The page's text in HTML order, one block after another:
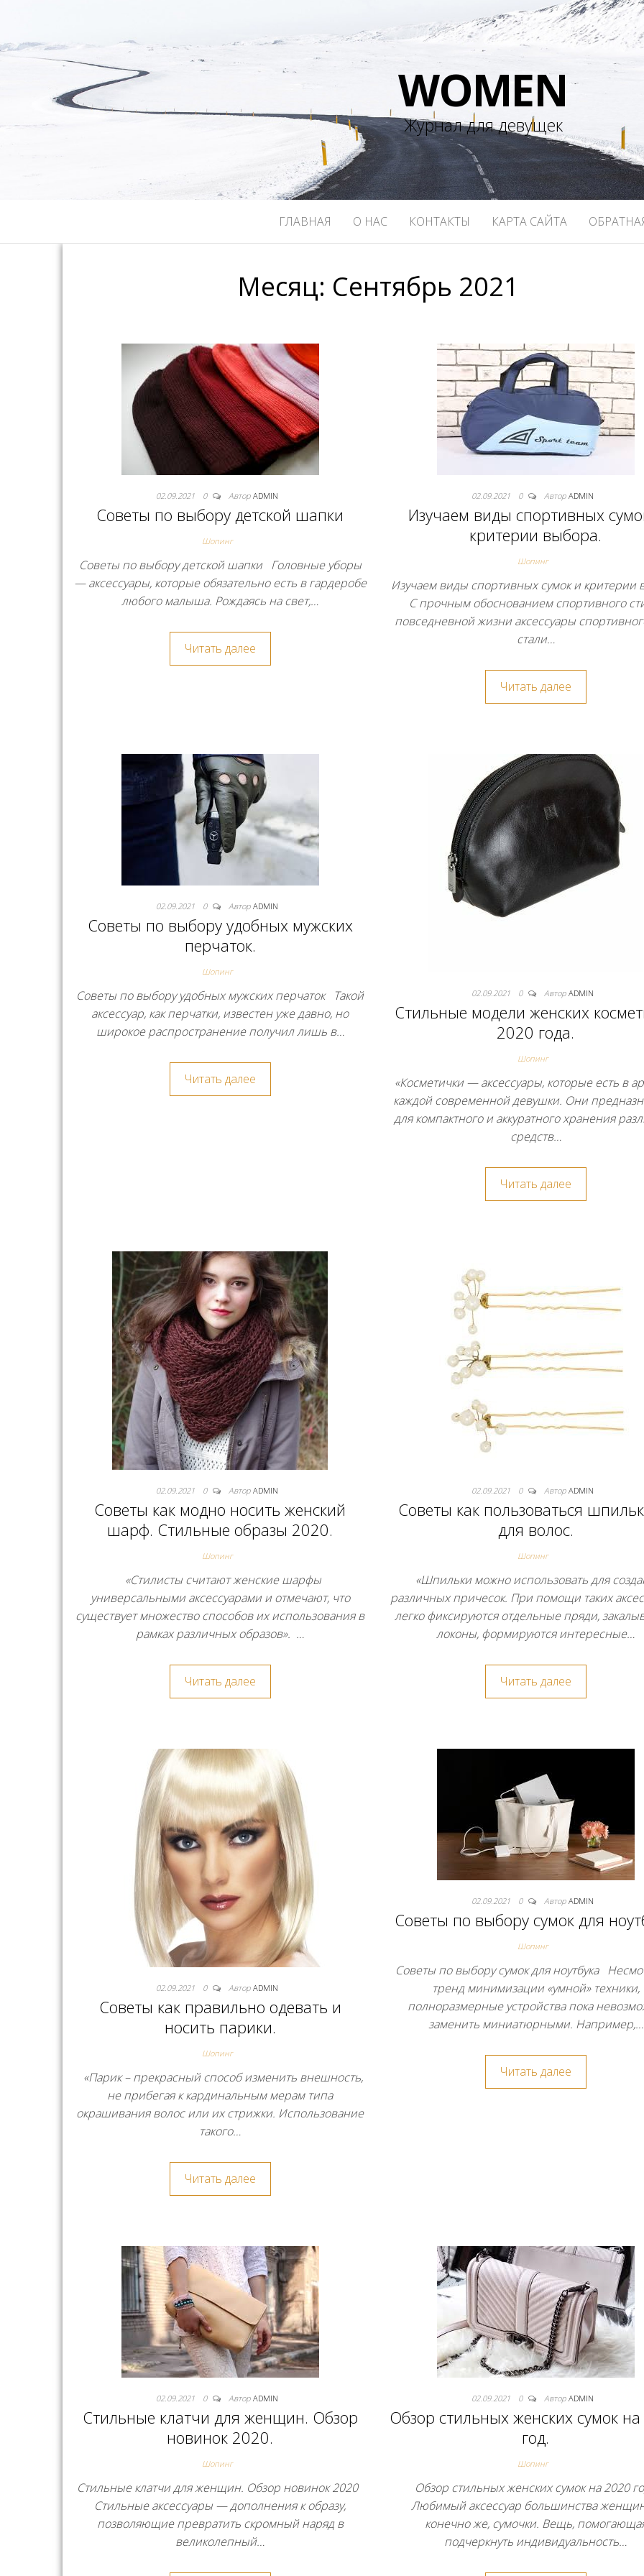
WOMEN
Журнал для девущек
ГЛАВНАЯ О НАС КОНТАКТЫ КАРТА САЙТА
Месяц: Сентябрь 2021
02.09.2021 0 АвторADMIN
Советы по выбору детской шапки
Шопинг
Советы по выбору детской шапки Головные уборы
— аксессуары, которые обязательно есть в гардеробе
любого малыша. Рождаясь на свет,…
Читать далее
02.09.2021 0 АвторADMIN
Изучаем виды спортивных
критерии выбора.
Шопинг
Изучаем виды спортивных сумок и критерии
С прочным обоснованием спортивного
повседневной жизни аксессуары
стали…
Читать далее
02.09.2021 0 АвторADMIN
Советы по выбору удобных мужских
перчаток.
Шопинг
Советы по выбору удобных мужских перчаток Такой
аксессуар, как перчатки, известен уже давно, но
широкое распространение получил лишь в…
Читать далее
02.09.2021 0 АвторADMIN
Стильные модели женских
2020 года.
Шопинг
«Косметички — аксессуары, которые есть в
каждой современной девушки. Они
для компактного и аккуратного хранения
средств…
Читать далее
02.09.2021 0 АвторADMIN
Советы как модно носить женский
шарф. Стильные образы 2020.
Шопинг
«Стилисты считают женские шарфы
универсальными аксессуарами и отмечают, что
существует множество способов их использования в
рамках различных образов». …
Читать далее
02.09.2021 0 АвторADMIN
Советы как пользоваться
для волос.
Шопинг
«Шпильки можно использовать для
различных причесок. При помощи таких
легко фиксируются отдельные пряди,
локоны, формируются интересные…
Читать далее
02.09.2021 0 АвторADMIN
Советы как правильно одевать и
носить парики.
Шопинг
«Парик – прекрасный способ изменить внешность,
не прибегая к кардинальным мерам типа
окрашивания волос или их стрижки. Использование
такого…
Читать далее
02.09.2021 0 АвторADMIN
Советы по выбору сумок для
Шопинг
Советы по выбору сумок для ноутбука
тренд минимизации «умной» техники,
полноразмерные устройства пока
заменить миниатюрными. Например,…
Читать далее
02.09.2021 0 АвторADMIN
Стильные клатчи для женщин. Обзор
новинок 2020.
Шопинг
Стильные клатчи для женщин. Обзор новинок 2020
Стильные аксессуары — дополнения к образу,
позволяющие превратить скромный наряд в
великолепный…
02.09.2021 0 АвторADMIN
Обзор стильных женских сумок
год.
Шопинг
Обзор стильных женских сумок на 2020
Любимый аксессуар большинства
конечно же, сумочки. Вещь,
подчеркнуть индивидуальность…